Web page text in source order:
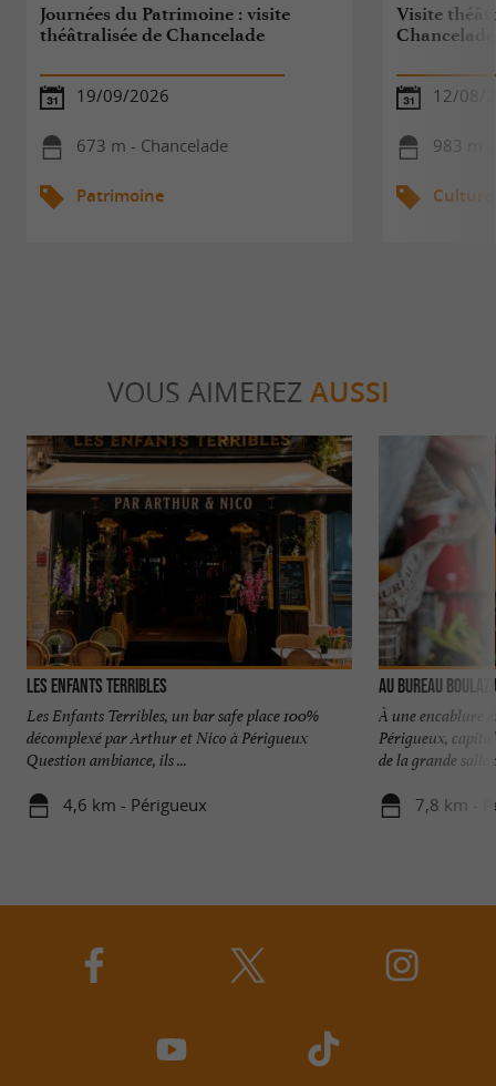
Journées du Patrimoine : visite
théâtralisée de Chancelade
19/09/2026
673 m - Chancelade
Patrimoine
Visite
Chancelade
12/08/
983 m -
Culture
VOUS AIMEREZ AUSSI
Les Enfants Terribles
Les Enfants Terribles, un bar safe place 100%
décomplexé par Arthur et Nico à Périgueux
Question ambiance, ils ...
4,6 km - Périgueux
AU BUREAU
À une encablure
Périgueux,
de la grande salle
7,8 km -